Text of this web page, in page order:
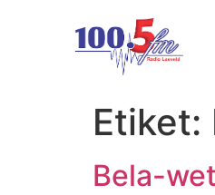
Etiket:
Bela-